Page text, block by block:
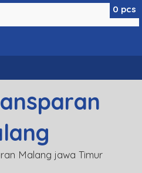
Malang jawa Timur
0 pcs